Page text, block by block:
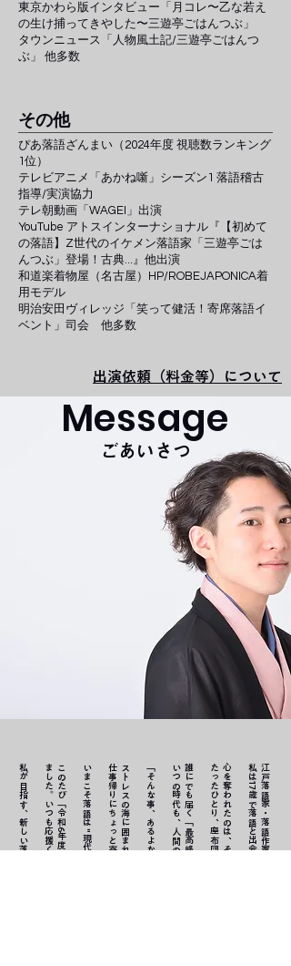
東京かわら版インタビュー「月コレ〜乙な若え
の生け捕ってきやした〜三遊亭ごはんつぶ」
​タウンニュース「人物風土記/三遊亭ごはんつ
ぶ」 他多数
​その他
ぴあ落語ざんまい（2024年度 視聴数ランキング
1位）
​テレビアニメ「あかね噺」シーズン1 落語稽古
指導/実演協力
テレ朝動画「WAGEI」出演
YouTube アトスインターナショナル『【初めて
の落語】Z世代のイケメン落語家「三遊亭ごは
んつぶ」登場！古典...』他​出演
​和道楽着物屋（名古屋）HP/ROBEJAPONICA着
用モデル​
明治安田ヴィレッジ「笑って健活！寄席落語イ
ベント」司会 他多数
​出演依頼（料金等）について
Message
​ごあいさつ
江戸落語家・落語作家の三遊亭ごはんつぶです。
私は17歳で落語と出会い、その道を志しました。
心を奪われたのは、その"技法"
たったひとり、座布団の上から世界を動かせる芸能。
誰にでも届く
「最高峰の話芸」は、
いつの時代も、人間の本質を笑ってきました。
「そんな事、あるよなぁ・・・！」と、日々の鬱憤を笑い飛ばす。
ストレスの海に囲まれる現代社会。
​仕事帰りにちょっと寄り道をして、お腹の底から笑ってほしい。
いまこそ落語は "現代を笑う" 最高峰のエンタメへ。
こ
の
た
び
「
令
和
6
年
度
全
国
若
手
落
語
家
選
手
権
」
に
て
、
大
賞
を
受
賞
し
ま
し
た
。
い
つ
も
応
援
く
だ
さ
る
皆
様
に
心
よ
り
感
謝
申
し
上
げ
ま
す
。
私が目指す、​新しい落語の『存在感』にご期待ください。